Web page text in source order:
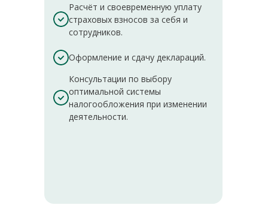
Расчёт и своевременную уплату
страховых взносов за себя и
сотрудников.
Оформление и сдачу деклараций.
Консультации по выбору
оптимальной системы
налогообложения при изменении
деятельности.